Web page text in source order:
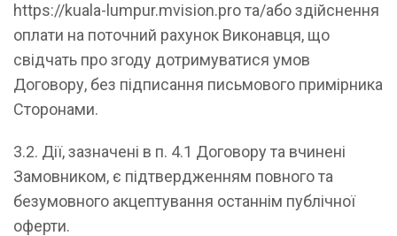
https://kuala-lumpur.mvision.pro та/або здійснення
оплати на поточний рахунок Виконавця, що
свідчать про згоду дотримуватися умов
Договору, без підписання письмового примірника
Сторонами.
3.2. Дії, зазначені в п. 4.1 Договору та вчинені
Замовником, є підтвердженням повного та
безумовного акцептування останнім публічної
оферти.